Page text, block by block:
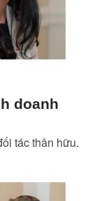
doanh
tác thân hữu.